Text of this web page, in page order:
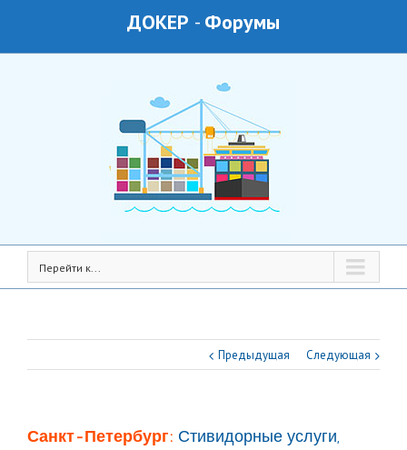
ДОКЕР - Форумы
Перейти к...
Предыдущая Следующая
Санкт-Петербург: Стивидорные услуги,